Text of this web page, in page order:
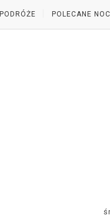
PODRÓŻE POLECANE